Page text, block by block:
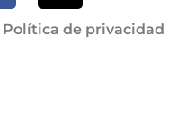
Política de privacidad